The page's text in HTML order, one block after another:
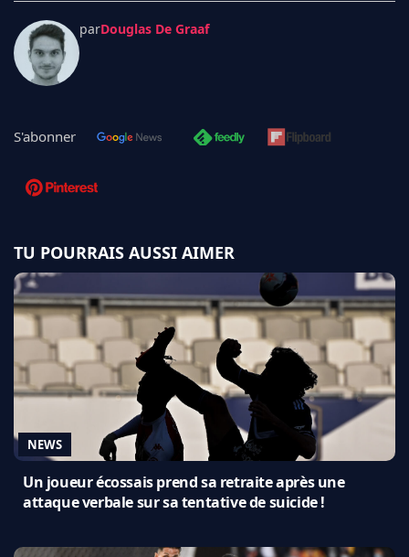
parDouglas De Graaf
S'abonner
TU POURRAIS AUSSI AIMER
NEWS
Un joueur écossais prend sa retraite après une
attaque verbale sur sa tentative de suicide !